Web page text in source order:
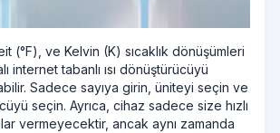
(°F), ve Kelvin (K) sıcaklık dönüşümleri
internet tabanlı ısı dönüştürücüyü
Sadece sayıya girin, üniteyi seçin ve
seçin. Ayrıca, cihaz sadece size hızlı
vermeyecektir, ancak aynı zamanda